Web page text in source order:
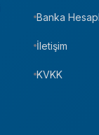
Banka
İletişim
KVKK